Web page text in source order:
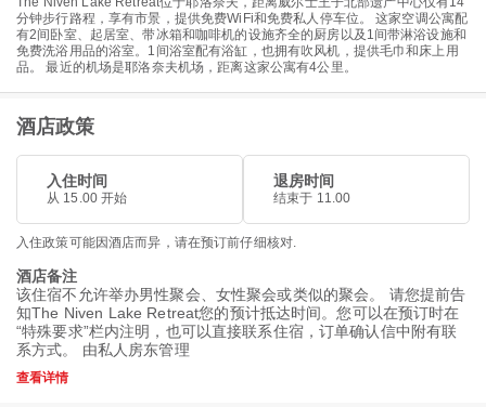
分钟步行路程，享有市景，提供免费WiFi和免费私人停车位。 这家空调公寓配
有2间卧室、起居室、带冰箱和咖啡机的设施齐全的厨房以及1间带淋浴设施和
免费洗浴用品的浴室。1间浴室配有浴缸，也拥有吹风机，提供毛巾和床上用
品。 最近的机场是耶洛奈夫机场，距离这家公寓有4公里。
酒店政策
入住时间
从 15.00 开始
退房时间
结束于 11.00
入住政策可能因酒店而异，请在预订前仔细核对.
酒店备注
该住宿不允许举办男性聚会、女性聚会或类似的聚会。 请您提前告
知The Niven Lake Retreat您的预计抵达时间。您可以在预订时在
“特殊要求”栏内注明，也可以直接联系住宿，订单确认信中附有联
系方式。 由私人房东管理
查看详情